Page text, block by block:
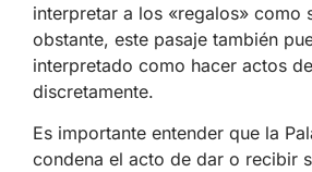
interpretar a los «regalos» como
obstante, este pasaje también
interpretado como hacer actos
discretamente.
Es importante entender que la
condena el acto de dar o recibir